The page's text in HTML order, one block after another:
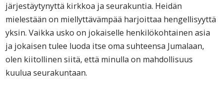
järjestäytynyttä kirkkoa ja seurakuntia. Heidän
mielestään on miellyttävämpää harjoittaa hengellisyyttä
yksin. Vaikka usko on jokaiselle henkilökohtainen asia
ja jokaisen tulee luoda itse oma suhteensa Jumalaan,
olen kiitollinen siitä, että minulla on mahdollisuus
kuulua seurakuntaan.